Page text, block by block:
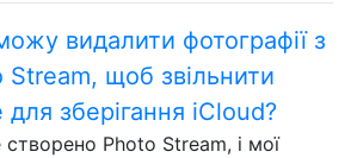
видалити фотографії з
Stream, щоб звільнити
для зберігання iCloud?
Photo Stream, і мої